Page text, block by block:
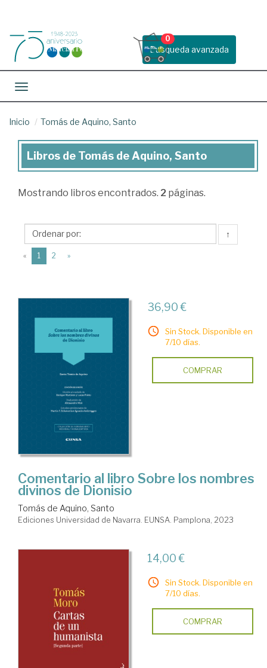
Busqueda avanzada
0
Toggle navigation
Inicio Tomás de Aquino, Santo
Libros
Tomás
Aquino,
Santo
Libros de Tomás de Aquino, Santo
Mostrando libros encontrados. 2 páginas.
↑
« 1 (current)
2 »
36,90 €
Sin Stock. Disponible en
7/10 días.
COMPRAR
Comentario al libro Sobre los nombres
divinos de Dionisio
Tomás de Aquino, Santo
Ediciones Universidad de Navarra. EUNSA. Pamplona, 2023
14,00 €
Sin Stock. Disponible en
7/10 días.
COMPRAR